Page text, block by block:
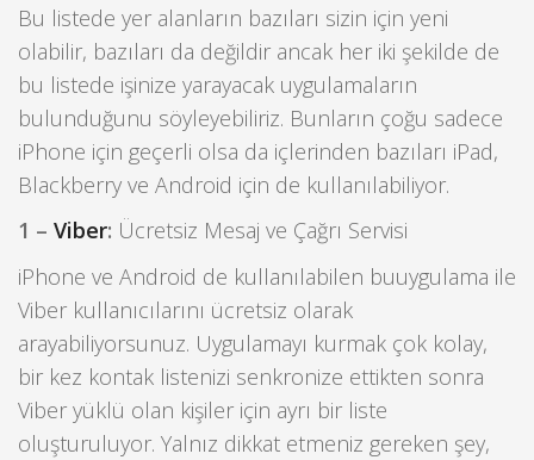
Bu listede yer alanların bazıları sizin için yeni
olabilir, bazıları da değildir ancak her iki şekilde de
bu listede işinize yarayacak uygulamaların
bulunduğunu söyleyebiliriz. Bunların çoğu sadece
iPhone için geçerli olsa da içlerinden bazıları iPad,
Blackberry ve Android için de kullanılabiliyor.
1 – Viber: Ücretsiz Mesaj ve Çağrı Servisi
iPhone ve Android de kullanılabilen buuygulama ile
Viber kullanıcılarını ücretsiz olarak
arayabiliyorsunuz. Uygulamayı kurmak çok kolay,
bir kez kontak listenizi senkronize ettikten sonra
Viber yüklü olan kişiler için ayrı bir liste
oluşturuluyor. Yalnız dikkat etmeniz gereken şey,